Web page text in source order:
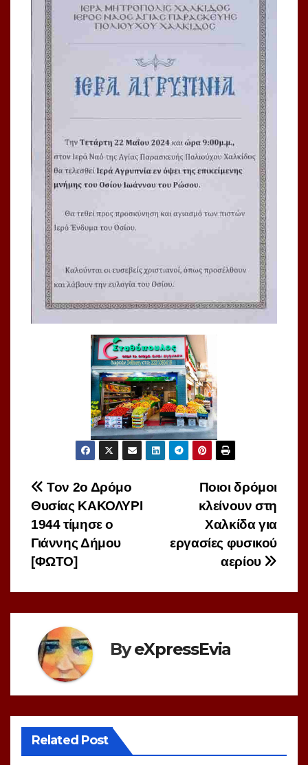
Πλοήγηση
άρθρων
Ποιοι δρόμοι
κλείνουν στη
Χαλκίδα για
εργασίες φυσικού
αερίου
Τον 2ο Δρόμο
Θυσίας ΚΑΚΟΛΥΡΙ
1944 τίμησε ο
Γιάννης Δήμου
[ΦΩΤΟ]
ByeXpressEvia
Related Post